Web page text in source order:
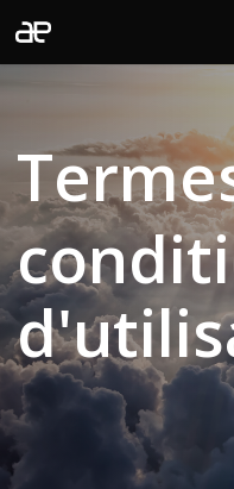
Skip
to